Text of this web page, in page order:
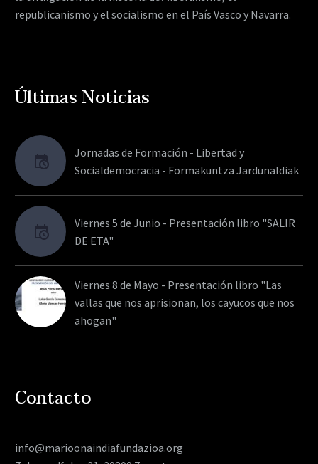
republicanismo y el socialismo en el País Vasco y Navarra.
Últimas Noticias
Jornadas de Formación - Libertad y
Socialdemocracia - Formakuntza Jardunaldiak
Viernes 5 de Junio - Presentación libro "SALIR
DE ETA"
Viernes 8 de Mayo - Presentación libro "Las
vallas que nos aprisionan, los cayucos que nos
ahogan"
Contacto
info@marioonaindiafundazioa.org